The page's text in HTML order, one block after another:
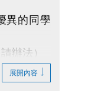
異的同學
辦法）
展開內容